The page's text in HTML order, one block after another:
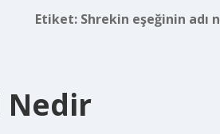
Etiket: Shrekin eşeğinin adı
Nedir